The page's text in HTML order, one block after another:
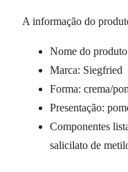
A informação do
Nome do
Marca: Siegfried
Forma: crema/
Presentação:
Componentes
salicilato de